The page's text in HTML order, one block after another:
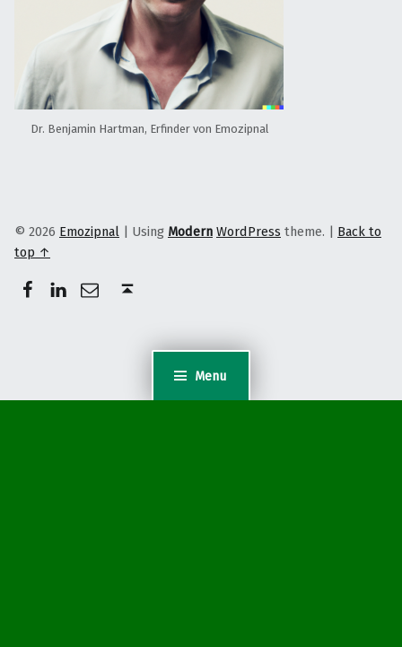
Menu
Dr. Benjamin Hartman, Erfinder von Emozipnal
© 2026 Emozipnal | Using Modern WordPress theme. | Back to
top ↑